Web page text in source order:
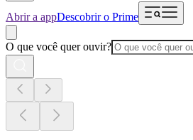
Abrir a appDescobrir o Prime
O que você quer ouvir?